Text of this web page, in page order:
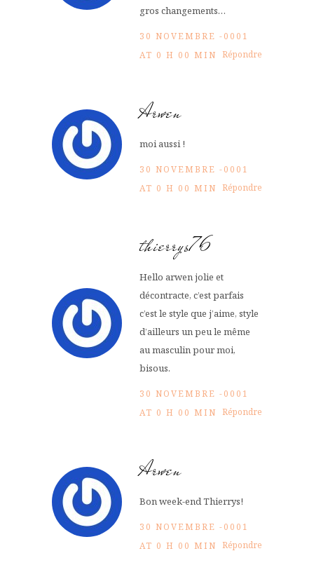
gros changements…
30 NOVEMBRE -0001
AT 0 H 00 MIN Répondre
Arwen
moi aussi !
30 NOVEMBRE -0001
AT 0 H 00 MIN Répondre
thierrys76
Hello arwen jolie et
décontracte, c’est parfais
c’est le style que j’aime, style
d’ailleurs un peu le même
au masculin pour moi,
bisous.
30 NOVEMBRE -0001
AT 0 H 00 MIN Répondre
Arwen
Bon week-end Thierrys!
30 NOVEMBRE -0001
AT 0 H 00 MIN Répondre